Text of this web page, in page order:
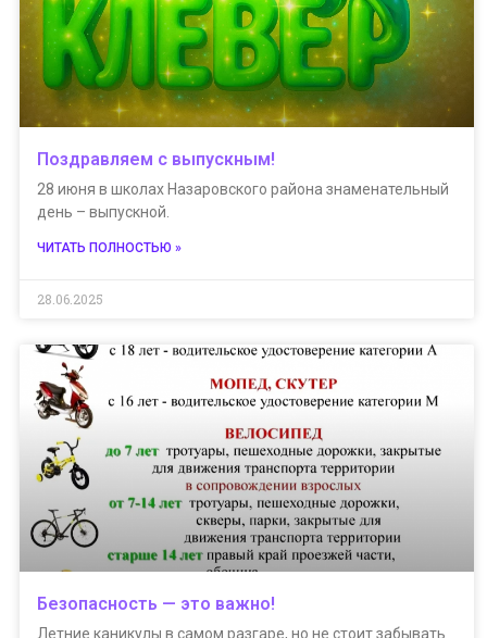
Поздравляем с выпускным!
28 июня в школах Назаровского района знаменательный
день – выпускной.
ЧИТАТЬ ПОЛНОСТЬЮ »
28.06.2025
Безопасность — это важно!
Летние каникулы в самом разгаре, но не стоит забывать